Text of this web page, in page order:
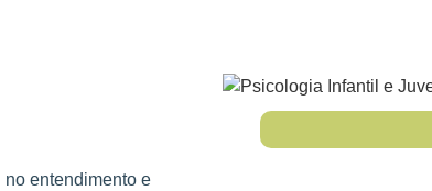
no entendimento e